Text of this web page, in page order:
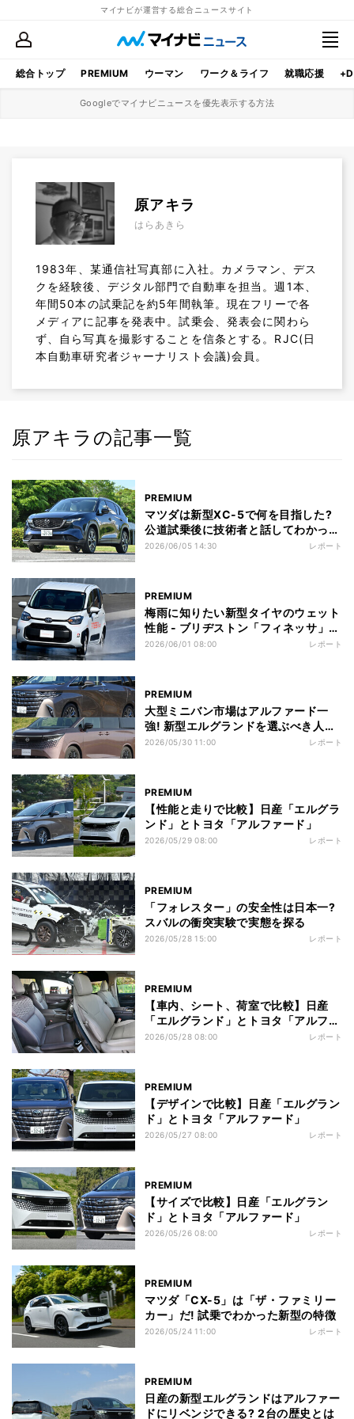
マイナビが運営する総合ニュースサイト
総合トップ PREMIUM ウーマン ワーク＆ライフ 就職応援
Googleでマイナビニュースを優先表示する方法
原アキラ
はらあきら
1983年、某通信社写真部に入社。カメラマン、デス
クを経験後、デジタル部門で自動車を担当。週1本、
年間50本の試乗記を約5年間執筆。現在フリーで各
メディアに記事を発表中。試乗会、発表会に関わら
ず、自ら写真を撮影することを信条とする。RJC(日
本自動車研究者ジャーナリスト会議)会員。
原アキラの記事一覧
PREMIUM
マツダは新型XC-5で何を目指した?
公道試乗後に技術者と話してわかった
こと
2026/06/05 14:30 レポート
PREMIUM
梅雨に知りたい新型タイヤのウェット
性能 - ブリヂストン「フィネッサ」を
試す
2026/06/01 08:00 レポート
PREMIUM
大型ミニバン市場はアルファード一
強! 新型エルグランドを選ぶべき人と
は?
2026/05/30 11:00 レポート
PREMIUM
【性能と走りで比較】日産「エルグラ
ンド」とトヨタ「アルファード」
2026/05/29 08:00 レポート
PREMIUM
「フォレスター」の安全性は日本一?
スバルの衝突実験で実態を探る
2026/05/28 15:00 レポート
PREMIUM
【車内、シート、荷室で比較】日産
「エルグランド」とトヨタ「アルファ
ード」
2026/05/28 08:00 レポート
PREMIUM
【デザインで比較】日産「エルグラン
ド」とトヨタ「アルファード」
2026/05/27 08:00 レポート
PREMIUM
【サイズで比較】日産「エルグラン
ド」とトヨタ「アルファード」
2026/05/26 08:00 レポート
PREMIUM
マツダ「CX-5」は「ザ・ファミリー
カー」だ! 試乗でわかった新型の特徴
2026/05/24 11:00 レポート
PREMIUM
日産の新型エルグランドはアルファー
ドにリベンジできる? 2台の歴史とは